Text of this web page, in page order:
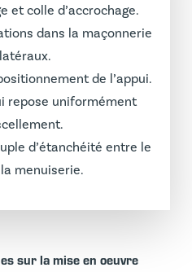
et colle d’accrochage.
dans la maçonnerie
de l’appui.
repose uniformément
d’étanchéité entre le
menuiserie.
sur la mise en oeuvre